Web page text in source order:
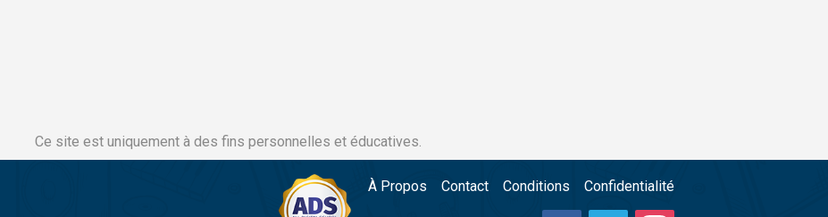
Ce site est uniquement à des fins personnelles et éducatives.
À Propos Contact Conditions Confidentialité